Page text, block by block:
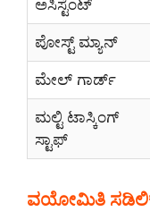
ಅಸಿಸ್ಟೆಂಟ್
ಪೋಸ್ಟ್ ಮ್ಯಾನ್
ಮೇಲ್ ಗಾರ್ಡ್
ಮಲ್ಟಿ ಟಾಸ್ಕಿಂಗ್
ಸ್ಟಾಫ್
ವಯೋಮಿತಿ